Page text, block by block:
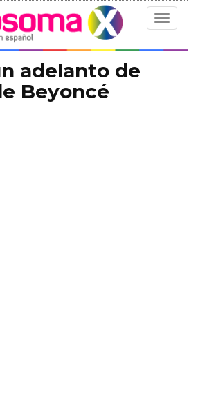
Toggle
adelanto de
Beyoncé